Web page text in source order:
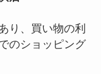
り、買い物の利
のショッピング